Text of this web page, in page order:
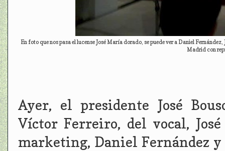
En foto que nos pasa el lucense José María dorado, se puede ver a Daniel
Madrid con
Ayer, el presidente José
Víctor Ferreiro, del vocal,
marketing, Daniel Fernández